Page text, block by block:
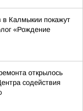
Калмыкии покажут
«Рождение
открылось
содействия